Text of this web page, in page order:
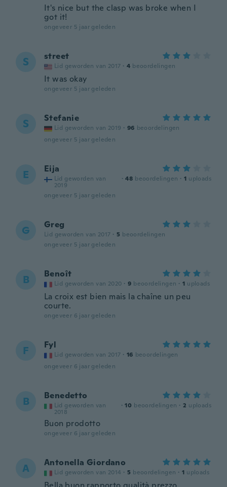
It's nice but the clasp was broke when I
got it!
ongeveer 5 jaar geleden
S street
Lid geworden van 2017 · 4 beoordelingen
It was okay
ongeveer 5 jaar geleden
S Stefanie
Lid geworden van 2019 · 96 beoordelingen
ongeveer 5 jaar geleden
E Eija
Lid geworden van
2019
· 48 beoordelingen · 1 uploads
ongeveer 5 jaar geleden
G Greg
Lid geworden van 2017 · 5 beoordelingen
ongeveer 5 jaar geleden
B Benoît
Lid geworden van 2020 · 9 beoordelingen · 1 uploads
La croix est bien mais la chaîne un peu
courte.
ongeveer 6 jaar geleden
F Fyl
Lid geworden van 2017 · 16 beoordelingen
ongeveer 6 jaar geleden
B Benedetto
Lid geworden van
2018
· 10 beoordelingen · 2 uploads
Buon prodotto
ongeveer 6 jaar geleden
A Antonella Giordano
Lid geworden van 2014 · 5 beoordelingen · 1 uploads